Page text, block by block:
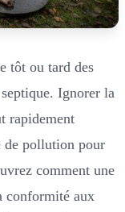
tôt ou tard des
Ignorer la
rapidement
de pollution pour
comment une
conformité aux